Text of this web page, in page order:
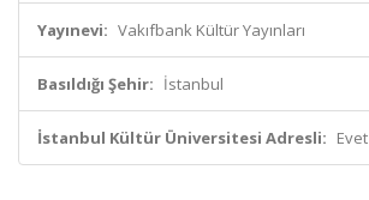
Yayınevi: Vakıfbank Kültür Yayınları
Basıldığı Şehir: İstanbul
İstanbul Kültür Üniversitesi Adresli: Evet